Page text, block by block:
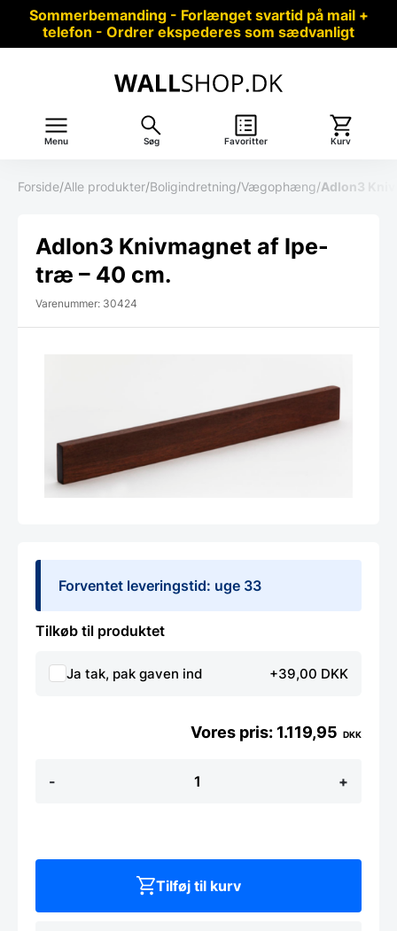
Sommerbemanding - Forlænget svartid på mail +
telefon - Ordrer ekspederes som sædvanligt
Menu Søg Favoritter Kurv
Forside/Alle produkter/Boligindretning/Vægophæng/Adlon3
Adlon3 Knivmagnet af Ipe-
træ – 40 cm.
Varenummer: 30424
Forventet leveringstid: uge 33
Tilkøb til produktet
Ja tak, pak gaven ind +39,00 DKK
-
Knivmagnet
40
+
1.119,95 DKK
Tilføj til kurv